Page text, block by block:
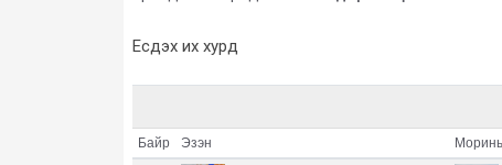
Есдэх их хурд
Байр Эзэн